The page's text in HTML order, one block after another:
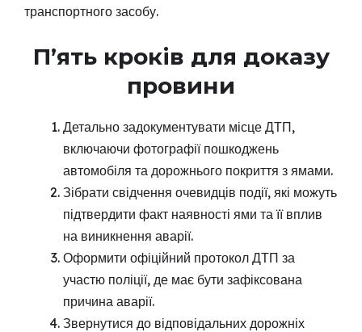
транспортного засобу.
П’ять кроків для доказу
провини
Детально задокументувати місце ДТП,
включаючи фотографії пошкоджень
автомобіля та дорожнього покриття з ямами.
Зібрати свідчення очевидців події, які можуть
підтвердити факт наявності ями та її вплив
на виникнення аварії.
Оформити офіційний протокол ДТП за
участю поліції, де має бути зафіксована
причина аварії.
Звернутися до відповідальних дорожніх